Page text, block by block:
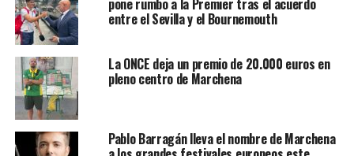
entre el Sevilla y el Bournemouth
La ONCE deja un premio de 20.000 euros en
pleno centro de Marchena
Pablo Barragán lleva el nombre de Marchena